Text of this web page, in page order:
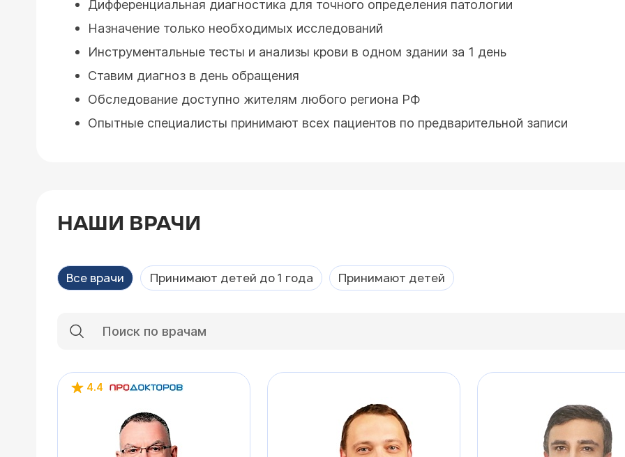
Дифференциальная диагностика для точного определения патологии
Назначение только необходимых исследований
Инструментальные тесты и анализы крови в одном здании за 1 день
Ставим диагноз в день обращения
Обследование доступно жителям любого региона РФ
Опытные специалисты принимают всех пациентов по предварительной записи
НАШИ ВРАЧИ
Все врачи Принимают детей до 1 года Принимают детей
4.4